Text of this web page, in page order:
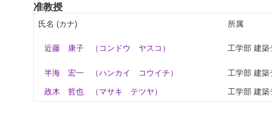
准教授
氏名 (カナ) 所属
近藤 康子 （コンドウ ヤスコ） 工学部 建築
半海 宏一 （ハンカイ コウイチ） 工学部 建築
政木 哲也 （マサキ テツヤ） 工学部 建築